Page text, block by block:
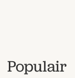
Populair